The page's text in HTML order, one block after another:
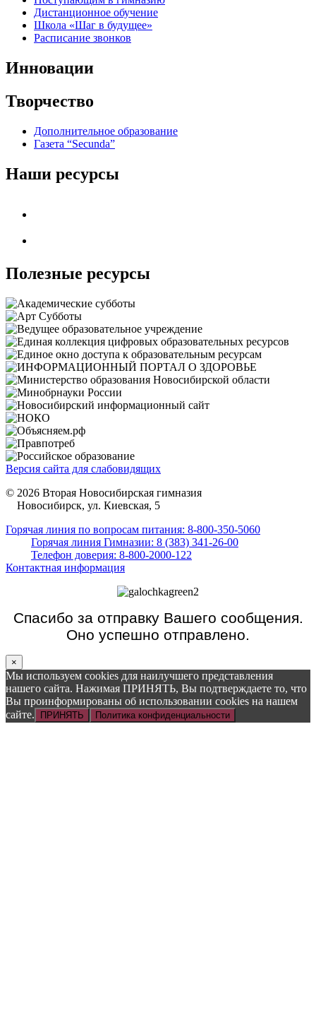
Дистанционное обучение
Школа «Шаг в будущее»
Расписание звонков
Инновации
Творчество
Дополнительное образование
Газета “Secunda”
Наши ресурсы
Полезные ресурсы
Версия сайта для слабовидящих
© 2026 Вторая Новосибирская гимназия
Новосибирск, ул. Киевская, 5
Горячая линия по вопросам питания: 8-800-350-5060
Горячая линия Гимназии: 8 (383) 341-26-00
Телефон доверия: 8-800-2000-122
Контактная информация
Спасибо за отправку Вашего сообщения.
Оно успешно отправлено.
×
Мы используем cookies для наилучшего представления
нашего сайта. Нажимая ПРИНЯТЬ, Вы подтверждаете то, что
Вы проинформированы об использовании cookies на нашем
сайте.
ПРИНЯТЬ Политика конфиденциальности